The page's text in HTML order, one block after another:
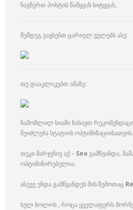
ჩავწერთ პოსტის წამყვან სიტყვას,
შემდეგ ვავსებთ ცარიელ ველებს ასე:
თუ დააკლიკებთ ამაზე:
ჩამოშლილ სიაში ნახავთ
შეიძლება სტატიის ოპტიმიზაციისათვის.
თუკი მარჯვნივ აქ – Seo გამწვანდა,
ოპტიმიზირებულია.
ასევე უნდა გამწვანდეს მის ზემოთაც
სულ ბოლოს , როცა ყველაფერს